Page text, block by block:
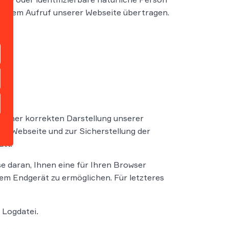
Aufruf unserer Webseite übertragen.
einer korrekten Darstellung unserer
Webseite und zur Sicherstellung der
daran, Ihnen eine für Ihren Browser
Endgerät zu ermöglichen. Für letzteres
Logdatei.